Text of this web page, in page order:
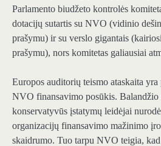
Parlamento biudžeto kontrolės
dotacijų sutartis su NVO (vidinio
prašymu) ir su verslo gigantais
prašymu), nors komitetas galiausiai
Europos auditorių teismo ataskaita
NVO finansavimo posūkis. Balandžio
konservatyvūs įstatymų leidėjai
organizacijų finansavimo mažinimo
skaidrumo. Tuo tarpu NVO teigia, kad